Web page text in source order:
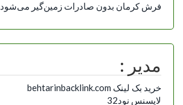
فرش کرمان بدون صادرات زمین‌گیر می‌شود
مدیر :
خرید بک لینک behtarinbacklink.com
لایسنس نود32